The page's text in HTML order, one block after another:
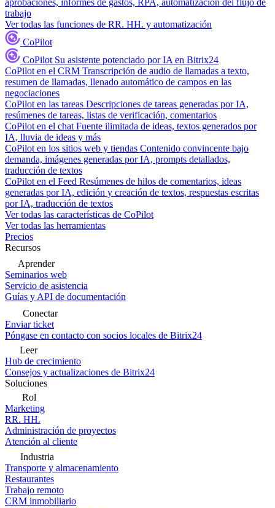
aprobaciones, informes de gastos, RPA, automatización del flujo de
trabajo
Ver todas las funciones de RR. HH. y automatización
CoPilot
CoPilot Su asistente potenciado por IA en Bitrix24
CoPilot en el CRM Transcripción de audio de llamadas a texto,
resumen de llamadas, llenado automático de campos en las
negociaciones
CoPilot en las tareas Descripciones de tareas generadas por IA,
resúmenes de tareas, listas de verificación, comentarios
CoPilot en el chat Fuente ilimitada de ideas, textos generados por
IA, lluvia de ideas y más
CoPilot en los sitios web y tiendas Contenido convincente bajo
demanda, imágenes generadas por IA, prompts detallados,
traducción de textos
CoPilot en el Feed Resúmenes de hilos de comentarios, ideas
generadas por IA, edición y creación de textos, respuestas escritas
por IA, traducción de textos
Ver todas las características de CoPilot
Ver todas las herramientas
Precios
Recursos
Aprender
Seminarios web
Servicio de asistencia
Guías y API de documentación
Conectar
Enviar ticket
Póngase en contacto con socios locales de Bitrix24
Leer
Hub de crecimiento
Consejos y actualizaciones de Bitrix24
Soluciones
Rol
Marketing
RR. HH.
Administración de proyectos
Atención al cliente
Industria
Transporte y almacenamiento
Restaurantes
Trabajo remoto
CRM inmobiliario